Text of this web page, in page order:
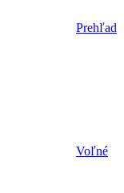
Prehľad
Voľné